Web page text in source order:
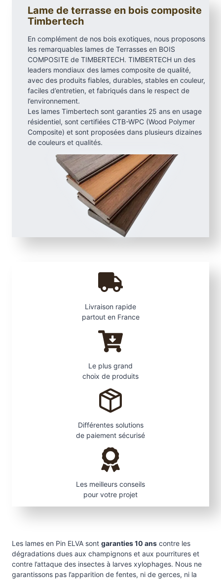
E
e
,
S
e
a
a
l
t
r
a
Lame de terrasse en bois composite
Timbertech
En complément de nos bois exotiques, nous proposons
les remarquables lames de Terrasses en BOIS
COMPOSITE de TIMBERTECH. TIMBERTECH un des
leaders mondiaux des lames composite de qualité,
avec des produits fiables, durables, stables en couleur,
faciles d’entretien, et fabriqués dans le respect de
l’environnement.
Les lames Timbertech sont garanties 25 ans en usage
résidentiel, sont certifiées CTB-WPC (Wood Polymer
Composite) et sont proposées dans plusieurs dizaines
de couleurs et qualités.
Livraison rapide
partout en France
Le plus grand
choix de produits
Différentes solutions
de paiement sécurisé
Les meilleurs conseils
pour votre projet
Les lames en Pin ELVA sont garanties 10 ans contre les
dégradations dues aux champignons et aux pourritures et
contre l’attaque des insectes à larves xylophages. Nous ne
garantissons pas l’apparition de fentes, ni de gerces, ni la